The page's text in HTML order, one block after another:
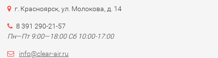
г. Красноярск, ул. Молокова, д. 14
8 391 290-21-57
Пн—Пт 9:00—18:00 Сб 10:00-17:00
info@clear-air.ru